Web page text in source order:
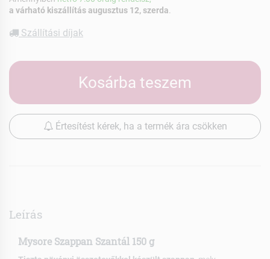
a várható kiszállítás augusztus 12, szerda
Szállítási díjak
Kosárba teszem
Értesítést kérek, ha a termék ára csökken
Leírás
Mysore Szappan Szantál 150 g